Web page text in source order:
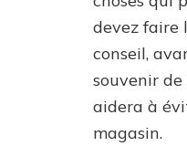
devez faire
conseil,
souvenir de
aidera à
magasin.